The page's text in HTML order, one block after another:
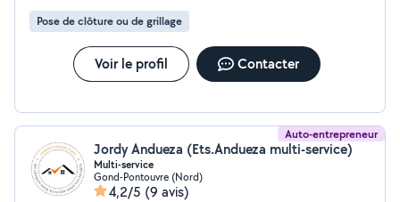
Pose de clôture ou de grillage
Voir le profil Contacter
Auto-entrepreneur
Jordy Andueza (Ets.Andueza multi-service)
Multi-service
Gond-Pontouvre (Nord)
4,2/5 (9 avis)